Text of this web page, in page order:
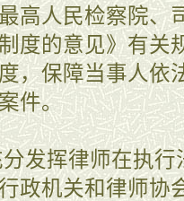
高人民检察院、
度的意见》有关
，保障当事人依
件。
分发挥律师在执
政机关和律师协